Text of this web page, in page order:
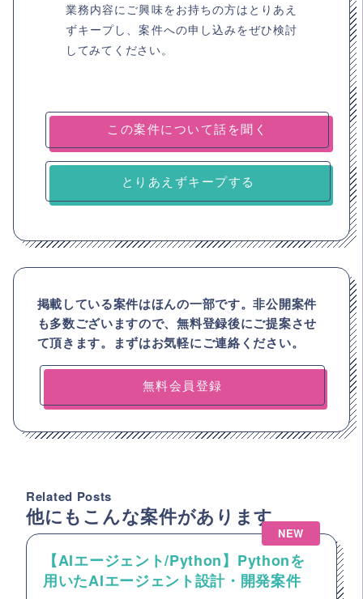
業務内容にご興味をお持ちの方はとりあえ
ずキープし、案件への申し込みをぜひ検討
してみてください。
とりあえずキープする
掲載している案件はほんの一部です。非公開案件
も多数ございますので、無料登録後にご提案させ
て頂きます。まずはお気軽にご連絡ください。
無料会員登録
Related Posts
他にもこんな案件があります
NEW
【AIエージェント/Python】Pythonを
用いたAIエージェント設計・開発案件